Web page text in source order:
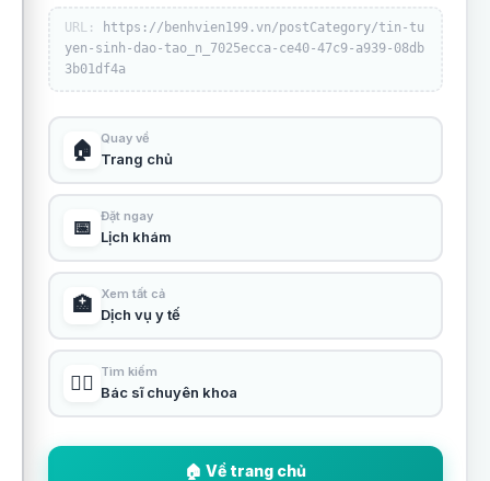
URL:
https://benhvien199.vn/postCategory/tin-tu
yen-sinh-dao-tao_n_7025ecca-ce40-47c9-a939-08db
3b01df4a
🏠 Quay về
Trang chủ
📅 Đặt ngay
Lịch khám
🏥 Xem tất cả
Dịch vụ y tế
👨‍⚕️ Tìm kiếm
Bác sĩ chuyên khoa
🏠 Về trang chủ